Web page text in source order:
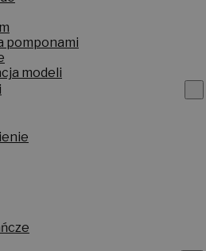
pomponami
modeli